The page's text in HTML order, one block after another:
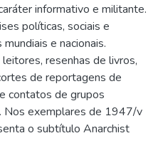
informativo e militante.
políticas, sociais e
e nacionais.
resenhas de livros,
de reportagens de
contatos de grupos
Nos exemplares de 1947/v
o subtítulo Anarchist